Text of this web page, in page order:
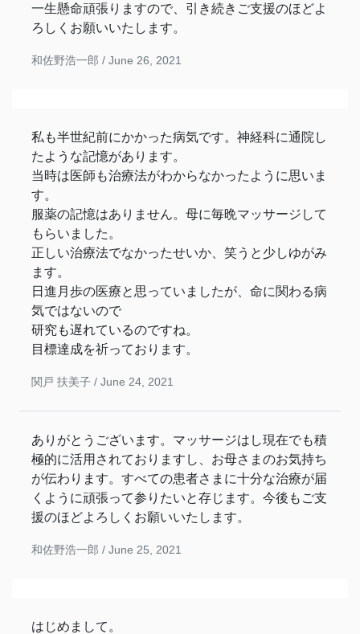
一生懸命頑張りますので、引き続きご支援のほどよ
ろしくお願いいたします。
和佐野浩一郎 / June 26, 2021
私も半世紀前にかかった病気です。神経科に通院し
たような記憶があります。
当時は医師も治療法がわからなかったように思いま
す。
服薬の記憶はありません。母に毎晩マッサージして
もらいました。
正しい治療法でなかったせいか、笑うと少しゆがみ
ます。
日進月歩の医療と思っていましたが、命に関わる病
気ではないので
研究も遅れているのですね。
目標達成を祈っております。
関戸 扶美子 / June 24, 2021
ありがとうございます。マッサージはし現在でも積
極的に活用されておりますし、お母さまのお気持ち
が伝わります。すべての患者さまに十分な治療が届
くように頑張って参りたいと存じます。今後もご支
援のほどよろしくお願いいたします。
和佐野浩一郎 / June 25, 2021
はじめまして。